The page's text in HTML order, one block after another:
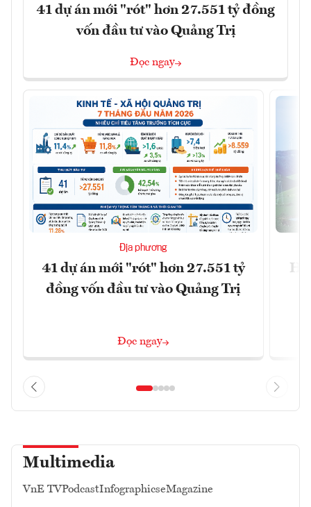
41 dự án mới "rót" hơn 27.551 tỷ đồng
vốn đầu tư vào Quảng Trị
Đọc ngay
Địa phương
41 dự án mới "rót" hơn 27.551 tỷ
đồng vốn đầu tư vào Quảng Trị
Đọc ngay
Hà
Multimedia
VnE TVPodcastInfographicseMagazine